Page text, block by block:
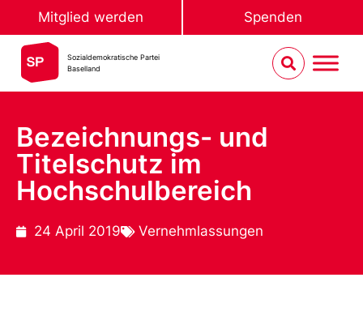
Mitglied werden Spenden
Sozialdemokratische Partei
Baselland
Bezeichnungs- und
Titelschutz im
Hochschulbereich
24 April 2019 Vernehmlassungen